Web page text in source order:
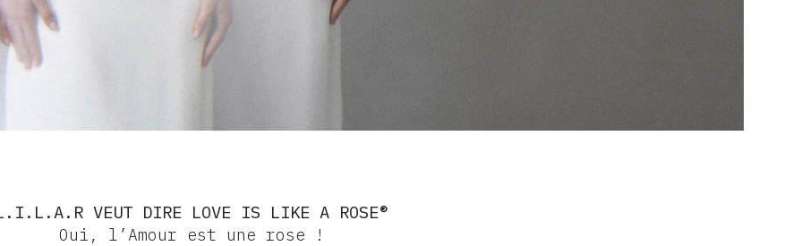
VEUT DIRE LOVE IS LIKE A ROSE®
Oui, l’Amour est une rose !